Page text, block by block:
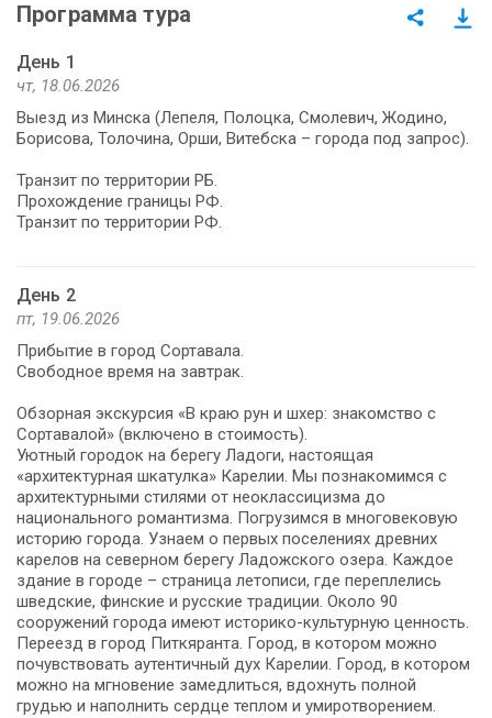
Программа тура
День 1
чт, 18.06.2026
Выезд из Минска (Лепеля, Полоцка, Смолевич, Жодино,
Борисова, Толочина, Орши, Витебска – города под запрос).
Транзит по территории РБ.
Прохождение границы РФ.
Транзит по территории РФ.
День 2
пт, 19.06.2026
Прибытие в город Сортавала.
Свободное время на завтрак.
Обзорная экскурсия «В краю рун и шхер: знакомство с
Сортавалой» (включено в стоимость).
Уютный городок на берегу Ладоги, настоящая
«архитектурная шкатулка» Карелии. Мы познакомимся с
архитектурными стилями от неоклассицизма до
национального романтизма. Погрузимся в многовековую
историю города. Узнаем о первых поселениях древних
карелов на северном берегу Ладожского озера. Каждое
здание в городе – страница летописи, где переплелись
шведские, финские и русские традиции. Около 90
сооружений города имеют историко-культурную ценность.
Переезд в город Питкяранта. Город, в котором можно
почувствовать аутентичный дух Карелии. Город, в котором
можно на мгновение замедлиться, вдохнуть полной
грудью и наполнить сердце теплом и умиротворением.